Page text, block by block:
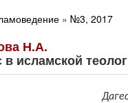
» №3, 2017
Н.А.
исламской